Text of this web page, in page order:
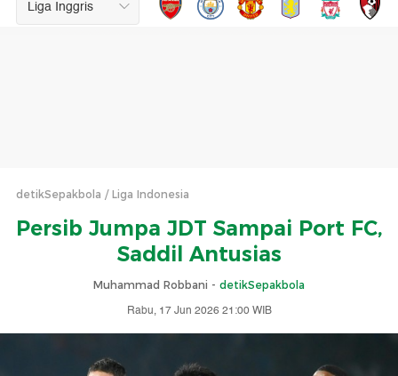
detikSepakbola Liga Indonesia
Persib Jumpa JDT Sampai Port FC,
Saddil Antusias
Muhammad Robbani - detikSepakbola
Rabu, 17 Jun 2026 21:00 WIB